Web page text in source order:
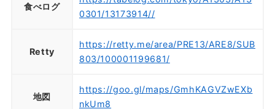
食べログ
0301/13173914//
Retty
https://retty.me/area/PRE13/ARE8/SUB
803/100001199681/
地図
https://goo.gl/maps/GmhKAGVZwEXb
nkUm8